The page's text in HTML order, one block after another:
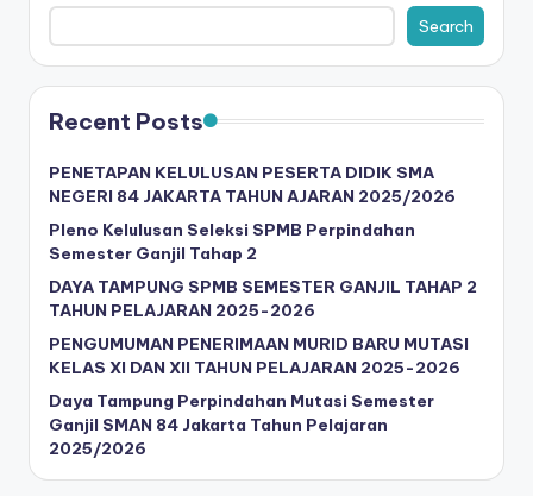
Search
Recent Posts
PENETAPAN KELULUSAN PESERTA DIDIK SMA
NEGERI 84 JAKARTA TAHUN AJARAN 2025/2026
Pleno Kelulusan Seleksi SPMB Perpindahan
Semester Ganjil Tahap 2
DAYA TAMPUNG SPMB SEMESTER GANJIL TAHAP 2
TAHUN PELAJARAN 2025-2026
PENGUMUMAN PENERIMAAN MURID BARU MUTASI
KELAS XI DAN XII TAHUN PELAJARAN 2025-2026
Daya Tampung Perpindahan Mutasi Semester
Ganjil SMAN 84 Jakarta Tahun Pelajaran
2025/2026